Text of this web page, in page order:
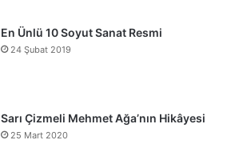
En Ünlü 10 Soyut Sanat Resmi
24 Şubat 2019
Sarı Çizmeli Mehmet Ağa’nın Hikâyesi
25 Mart 2020